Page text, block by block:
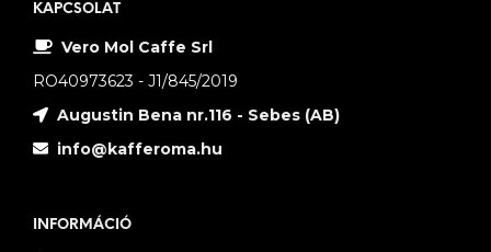
KAPCSOLAT
Vero Mol Caffe Srl
RO40973623 - J1/845/2019
Augustin Bena nr.116 - Sebes (AB)
info@kafferoma.hu
INFORMÁCIÓ